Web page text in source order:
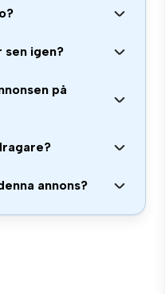
sen igen?
på
annons?